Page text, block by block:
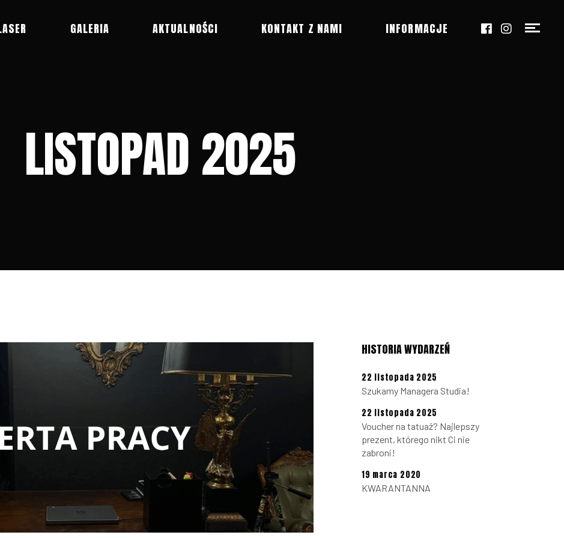
GALERIA AKTUALNOŚCI KONTAKT Z NAMI INFORMACJE
LISTOPAD 2025
HISTORIA WYDARZEŃ
22 listopada 2025
Szukamy Managera Studia!
22 listopada 2025
Voucher na tatuaż? Najlepszy
prezent, którego nikt Ci nie
zabroni!
19 marca 2020
KWARANTANNA